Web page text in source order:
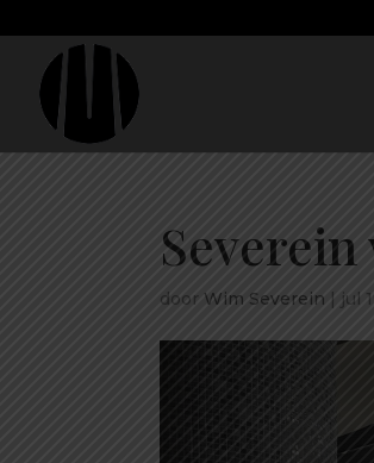
doorWim Severein jul